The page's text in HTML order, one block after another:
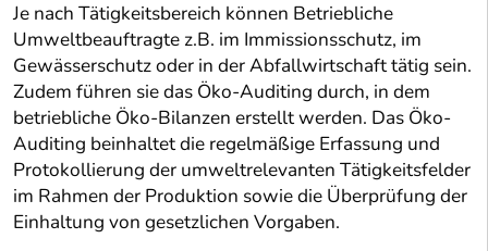
Je nach Tätigkeitsbereich können Betriebliche
Umweltbeauftragte z.B. im Immissionsschutz, im
Gewässerschutz oder in der Abfallwirtschaft tätig sein.
Zudem führen sie das Öko-Auditing durch, in dem
betriebliche Öko-Bilanzen erstellt werden. Das Öko-
Auditing beinhaltet die regelmäßige Erfassung und
Protokollierung der umweltrelevanten Tätigkeitsfelder
im Rahmen der Produktion sowie die Überprüfung der
Einhaltung von gesetzlichen Vorgaben.